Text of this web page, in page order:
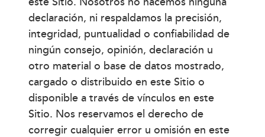
declaración, ni respaldamos la precisión,
integridad, puntualidad o confiabilidad de
ningún consejo, opinión, declaración u
otro material o base de datos mostrado,
cargado o distribuido en este Sitio o
disponible a través de vínculos en este
Sitio. Nos reservamos el derecho de
corregir cualquier error u omisión en este